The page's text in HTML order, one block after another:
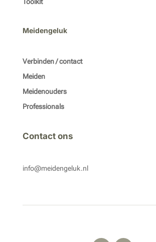
Meidengeluk
Verbinden / contact
Meiden
Meidenouders
Professionals
Contact ons
info@meidengeluk.nl